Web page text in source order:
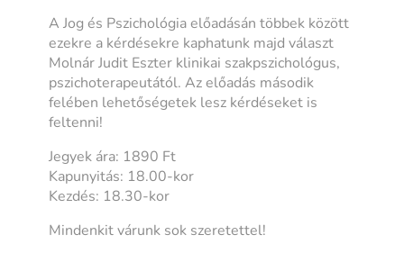
A Jog és Pszichológia előadásán többek között
ezekre a kérdésekre kaphatunk majd választ
Molnár Judit Eszter klinikai szakpszichológus,
pszichoterapeutától. Az előadás második
felében lehetőségetek lesz kérdéseket is
feltenni!
Jegyek ára: 1890 Ft
Kapunyitás: 18.00-kor
Kezdés: 18.30-kor
Mindenkit várunk sok szeretettel!